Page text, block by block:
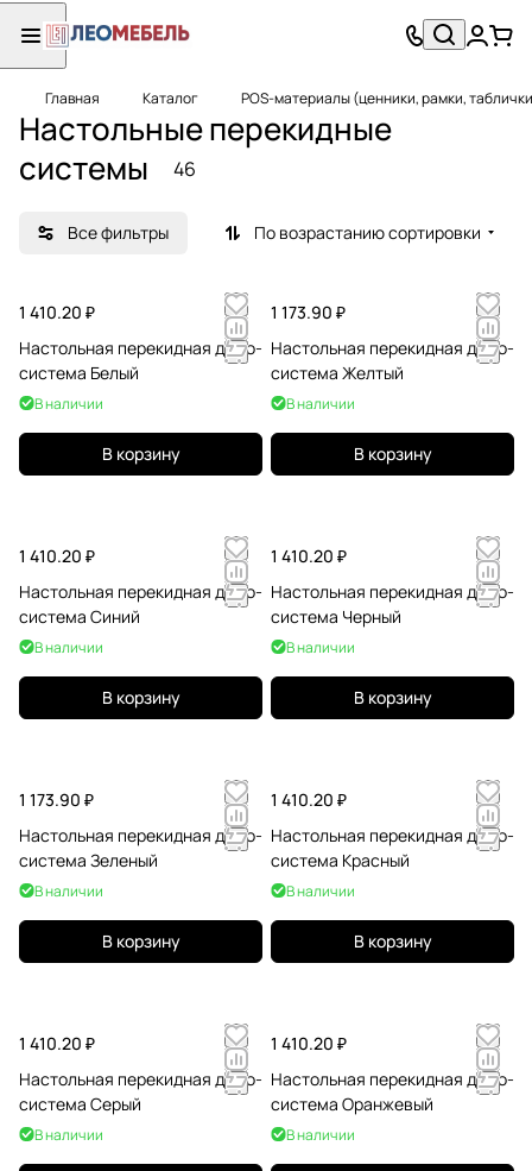
Главная Каталог POS-материалы (ценники, рамки,
Настольные перекидные
системы
46
Все фильтры По возрастанию сортировки
1 410.20 ₽
Настольная перекидная демо-
система Белый
В наличии
В корзину
1 173.90 ₽
Настольная перекидная демо-
система Желтый
В наличии
В корзину
1 410.20 ₽
Настольная перекидная демо-
система Синий
В наличии
В корзину
1 410.20 ₽
Настольная перекидная демо-
система Черный
В наличии
В корзину
1 173.90 ₽
Настольная перекидная демо-
система Зеленый
В наличии
В корзину
1 410.20 ₽
Настольная перекидная демо-
система Красный
В наличии
В корзину
1 410.20 ₽
Настольная перекидная демо-
система Серый
В наличии
1 410.20 ₽
Настольная перекидная демо-
система Оранжевый
В наличии